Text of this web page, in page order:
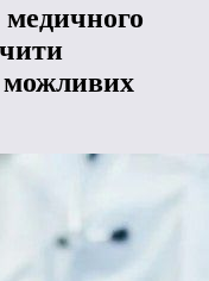
медичного
можливих